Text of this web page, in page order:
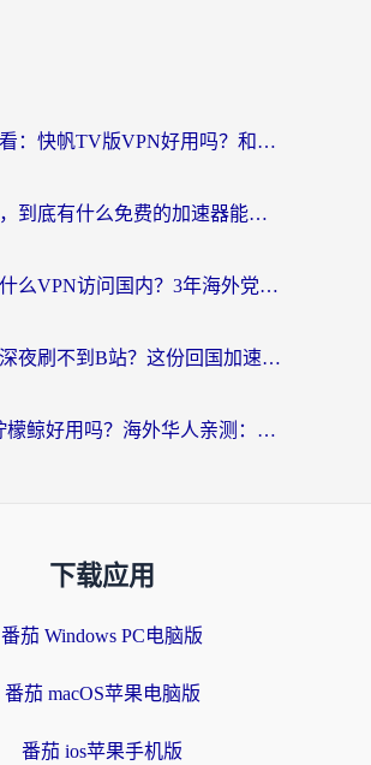
海外党必看：快帆TV版VPN好用吗？和Easyback VPN对比哪个回国效果更好？附2026真实测评
人在海外，到底有什么免费的加速器能让我安心追剧打游戏？
从美国用什么VPN访问国内？3年海外党亲测：选对工具才能无缝刷B站、看腾讯视频
在比利时深夜刷不到B站？这份回国加速器避坑指南请收好
Malus和柠檬鲸好用吗？海外华人亲测：回国加速器怎么选才不踩坑？
下载应用
番茄 Windows PC电脑版
番茄 macOS苹果电脑版
番茄 ios苹果手机版